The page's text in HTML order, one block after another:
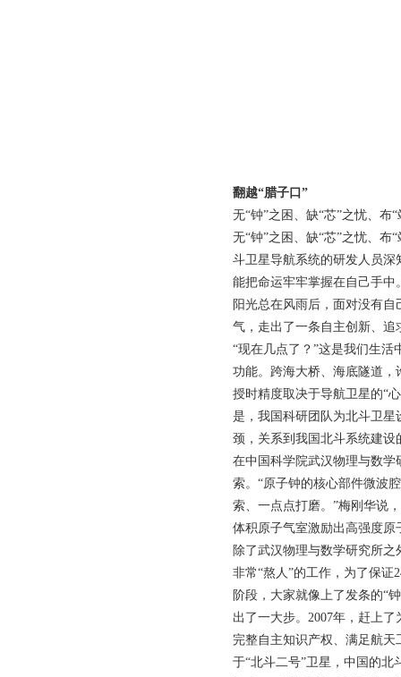
翻越“腊子口”
无“钟”之困、缺“芯”之忧、
无“钟”之困、缺“芯”之忧、
斗卫星导航系统的研发人员
能把命运牢牢掌握在自己手中
阳光总在风雨后，面对没有
气，走出了一条自主创新、追
“现在几点了？”这是我们生
功能。跨海大桥、海底隧道，
授时精度取决于导航卫星的“
是，我国科研团队为北斗卫星
颈，关系到我国北斗系统建设
在中国科学院武汉物理与数
索。“原子钟的核心部件微波
索、一点点打磨。”梅刚华说
体积原子气室激励出高强度
除了武汉物理与数学研究所
非常“熬人”的工作，为了保
阶段，大家就像上了发条的“
出了一大步。2007年，赶上
完整自主知识产权、满足航
于“北斗二号”卫星，中国的北